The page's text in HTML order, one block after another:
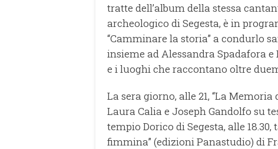
tratte dell’album della stessa
archeologico di Segesta, è in
“Camminare la storia” a condurlo
insieme ad Alessandra Spadafora
e i luoghi che raccontano oltre
La sera giorno, alle 21, “La
Laura Calia e Joseph Gandolfo su
tempio Dorico di Segesta, alle
fimmina” (edizioni Panastudio) di